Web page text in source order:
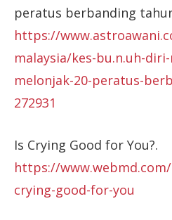
peratus berbanding
https://
malaysia/kes-bu.n.uh-
melonjak-20-peratus-
272931
Is Crying Good for You?.
https://
crying-good-for-you